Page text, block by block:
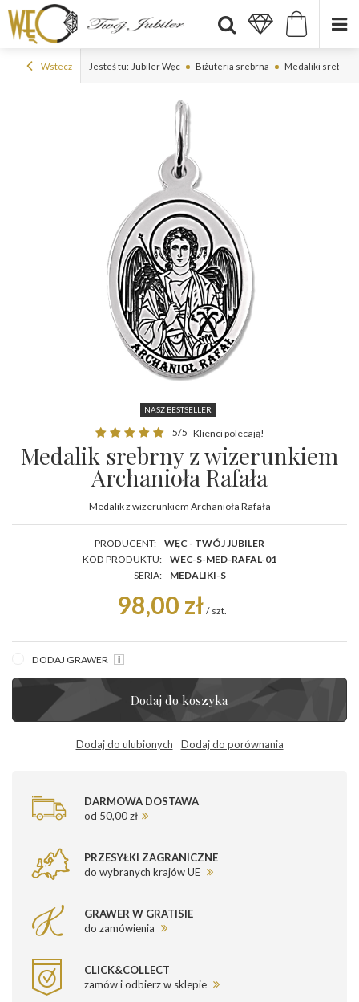
Wstecz Jesteś tu: Jubiler Węc Biżuteria srebrna Medaliki srebrne
NASZ BESTSELLER
5/5 Klienci polecają!
Medalik srebrny z wizerunkiem
Archanioła Rafała
Medalik z wizerunkiem Archanioła Rafała
PRODUCENT:
WĘC - TWÓJ JUBILER
KOD PRODUKTU:
WEC-S-MED-RAFAL-01
SERIA:
MEDALIKI-S
98,00 zł / szt.
DODAJ GRAWER
Dodaj do koszyka
Dodaj do ulubionych Dodaj do porównania
DARMOWA DOSTAWA
od 50,00 zł
PRZESYŁKI ZAGRANICZNE
do wybranych krajów UE
GRAWER W GRATISIE
do zamówienia
CLICK&COLLECT
zamów i odbierz w sklepie